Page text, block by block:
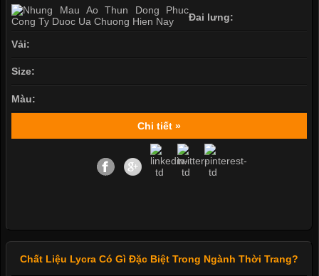
Đai lưng:
Vải:
Size:
Màu:
Chi tiết »
Chất Liệu Lycra Có Gì Đặc Biệt Trong Ngành Thời Trang?